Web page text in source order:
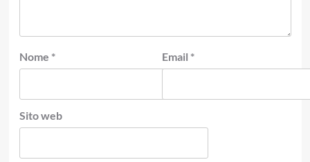
Nome * Email *
Sito web